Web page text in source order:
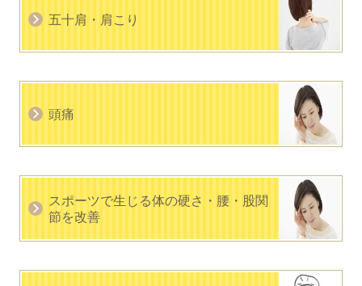
五十肩・肩こり
頭痛
スポーツで生じる体の硬さ・腰・股関
節を改善